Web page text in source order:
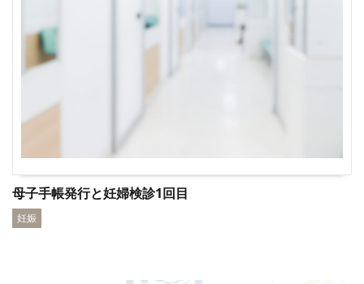
母子手帳発行と妊婦検診1回目
妊娠